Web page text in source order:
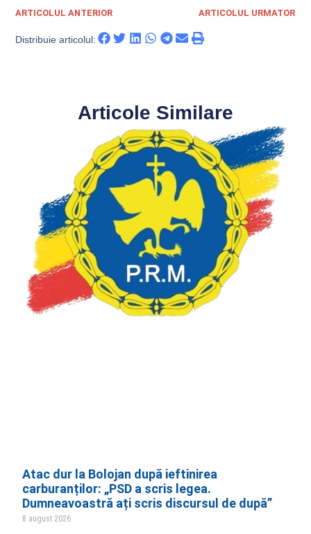
ARTICOLUL ANTERIOR ARTICOLUL URMATOR
Distribuie articolul:
Articole Similare
Atac dur la Bolojan după ieftinirea
carburanților: „PSD a scris legea.
Dumneavoastră ați scris discursul de după”
8 august 2026